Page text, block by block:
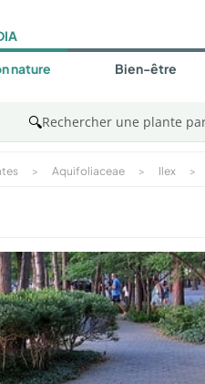
nature Bien-être
🔍Rechercher une plante
> Aquifoliaceae > Ilex >